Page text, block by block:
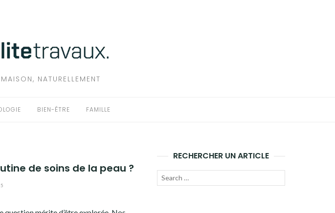
NATURELLEMENT
BIEN-ÊTRE FAMILLE
de soins de la peau ?
RECHERCHER UN ARTICLE
Recherche